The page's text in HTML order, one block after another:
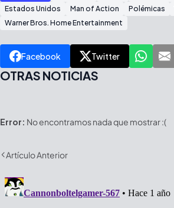
Estados Unidos
Man of Action Polémicas
Warner Bros. Home Entertainment
Facebook Twitter
OTRAS NOTICIAS
Error: No encontramos nada que mostrar :(
Artículo Anterior